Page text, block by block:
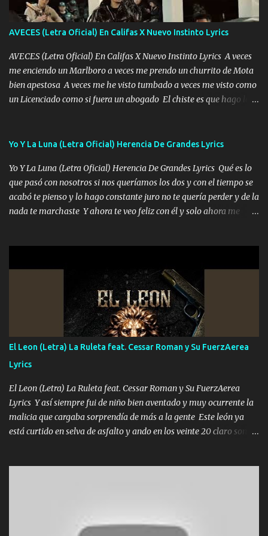
ha rajado pal Chinchillas un saludo y para un amigo que está en
Peñasco Me fajó una Glock al cinto y de Louis Vuitton son mis
zapatos mi es...
AVECES (Letra Oficial) En Califas X Nuevo Instinto Lyrics
AVECES (Letra Oficial) En Califas X Nuevo Instinto Lyrics A veces
me enciendo un Marlboro a veces me prendo un churrito de Mota
bien apestosa A veces me he visto tumbado a veces me visto como
un Licenciado como si fuera un abogado El chiste es que hago lo
importa no saben nada falsas las risas las que me miran hay gente
A veces me pongo un sombrero a veces me ven la cachucha de lado
con la mirada siempre en alto A veces me fajó una super o a veces
me fajó una Glock siempre armado todas las generaciones yo
traigo El chiste es que hago lo que quiero pues así soy me mandó
Yo Y La Luna (Letra Oficial) Herencia De Grandes Lyrics
Yo Y La Luna (Letra Oficial) Herencia De Grandes Lyrics Qué es lo
que pasó con nosotros si nos queríamos los dos y con el tiempo se
acabó te pienso y lo hago constante juro no te quería perder y de la
nada te marchaste Y ahora te veo feliz con él y solo ahora me
pero eso ya no va a pasar me perderé en la soledad Porque me
mirabas bonito si yo no fui el final feliz el final fue triste pa mí Y
duele no tenerte aquí sabiendo que moría por ti yo y la luna
cantamos y por ti nos embriagamos Quién sabe qué será de mí si
contigo fui muy feliz a lo mejor no lloró pero muy en el fondo te
adoro
El Leon (Letra) La Ruleta feat. Cessar Roman y Su FuerzAerea
Lyrics
El Leon (Letra) La Ruleta feat. Cessar Roman y Su FuerzAerea
Lyrics Y así siempre fui de niño bien aventado y muy ocurrente la
malicia que cargaba sorprendía de más a la gente Este león ya
está curtido en selva de asfalto y ando en los veinte 20 claro son
Ya pasé varias hazañas ya tienen rato que me agarran el colmillo